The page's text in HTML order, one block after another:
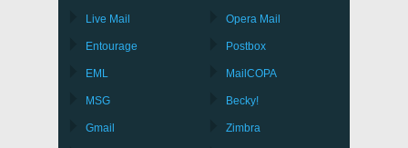
Live Mail
Entourage
EML
MSG
Gmail
Opera Mail
Postbox
MailCOPA
Becky!
Zimbra